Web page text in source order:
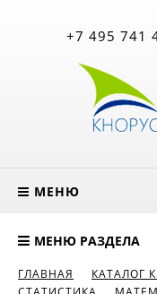
+7 495 741
МЕНЮ
МЕНЮ РАЗДЕЛА
ГЛАВНАЯ КАТАЛОГ